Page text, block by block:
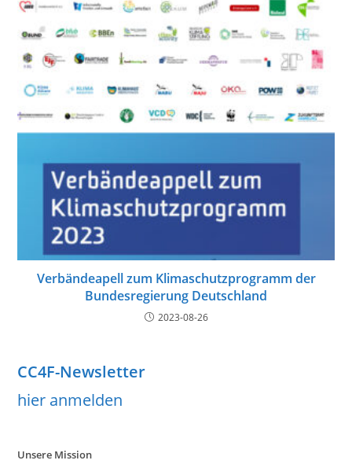
Verbändeapell zum Klimaschutzprogramm der
Bundesregierung Deutschland
2023-08-26
CC4F-Newsletter
hier anmelden
Unsere Mission